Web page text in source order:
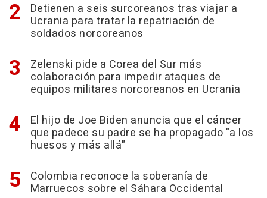
Detienen a seis surcoreanos tras viajar a
Ucrania para tratar la repatriación de
soldados norcoreanos
Zelenski pide a Corea del Sur más
colaboración para impedir ataques de
equipos militares norcoreanos en Ucrania
El hijo de Joe Biden anuncia que el cáncer
que padece su padre se ha propagado "a los
huesos y más allá"
Colombia reconoce la soberanía de
Marruecos sobre el Sáhara Occidental